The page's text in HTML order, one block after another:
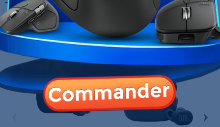
10 AUTRES PRODUITS DANS LA MÊME
CATÉGORIE :
›